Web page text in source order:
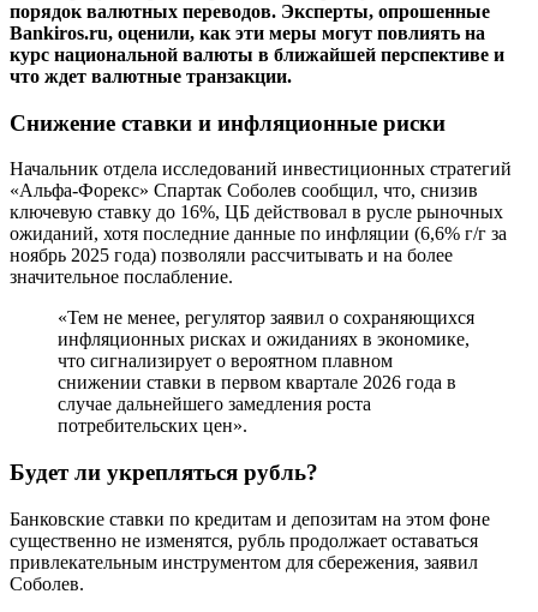
порядок валютных переводов. Эксперты, опрошенные
Bankiros.ru, оценили, как эти меры могут повлиять на
курс национальной валюты в ближайшей перспективе и
что ждет валютные транзакции.
Снижение ставки и инфляционные риски
Начальник отдела исследований инвестиционных стратегий
«Альфа-Форекс» Спартак Соболев сообщил, что, снизив
ключевую ставку до 16%, ЦБ действовал в русле рыночных
ожиданий, хотя последние данные по инфляции (6,6% г/г за
ноябрь 2025 года) позволяли рассчитывать и на более
значительное послабление.
«Тем не менее, регулятор заявил о сохраняющихся
инфляционных рисках и ожиданиях в экономике,
что сигнализирует о вероятном плавном
снижении ставки в первом квартале 2026 года в
случае дальнейшего замедления роста
потребительских цен».
Будет ли укрепляться рубль?
Банковские ставки по кредитам и депозитам на этом фоне
существенно не изменятся, рубль продолжает оставаться
привлекательным инструментом для сбережения, заявил
Соболев.